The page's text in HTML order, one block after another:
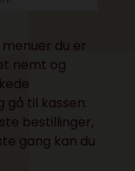
du er
nemt og
gå til kassen.
bestillinger,
gang kan du